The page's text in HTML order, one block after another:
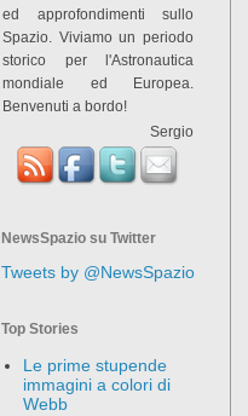
ed approfondimenti sullo
Spazio. Viviamo un periodo
storico per l'Astronautica
mondiale ed Europea.
Benvenuti a bordo!
Sergio
NewsSpazio su Twitter
Tweets by @NewsSpazio
Top Stories
Le prime stupende
immagini a colori di
Webb